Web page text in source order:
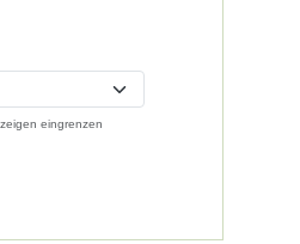
eingrenzen